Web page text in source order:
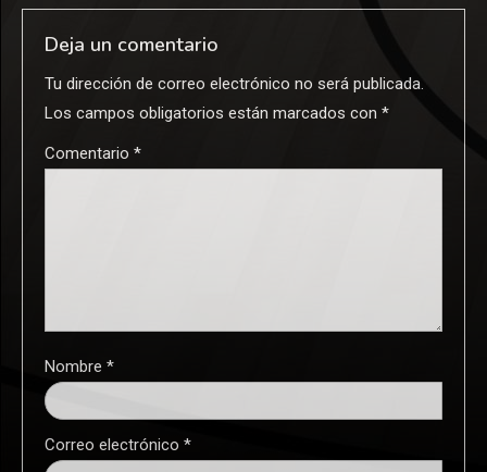
Deja un comentario
Tu dirección de correo electrónico no será publicada.
Los campos obligatorios están marcados con *
Comentario *
Nombre *
Correo electrónico *